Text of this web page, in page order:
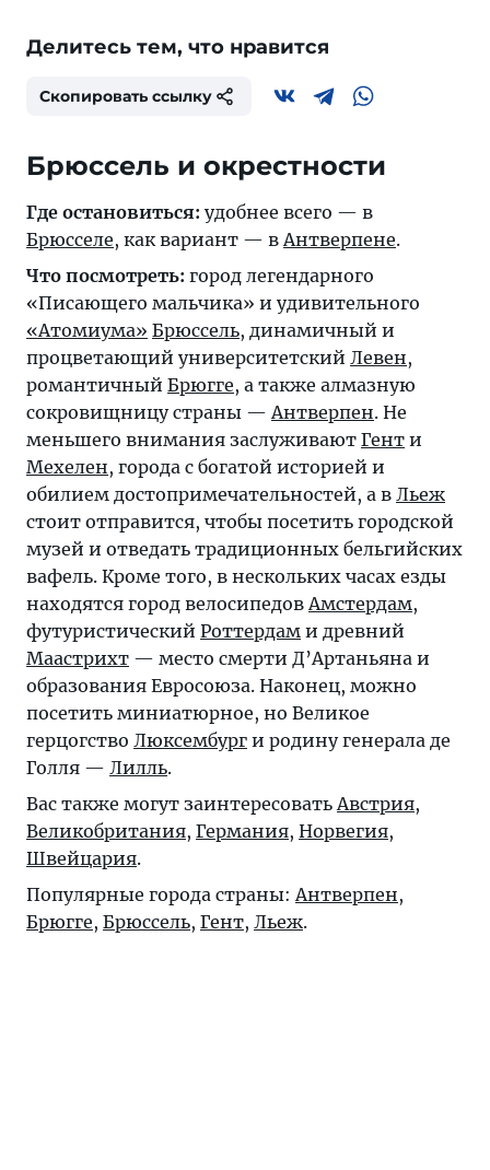
Делитесь тем, что нравится
Скопировать ссылку
Брюссель и окрестности
Где остановиться: удобнее всего — в
Брюсселе, как вариант — вАнтверпене.
Что посмотреть: город легендарного
«Писающего мальчика» и удивительного
«Атомиума» Брюссель, динамичный и
процветающий университетский Левен,
романтичный Брюгге, а также алмазную
сокровищницу страны —Антверпен. Не
меньшего внимания заслуживают Гент и
Мехелен, города с богатой историей и
обилием достопримечательностей, а в Льеж
стоит отправится, чтобы посетить городской
музей и отведать традиционных бельгийских
вафель. Кроме того, в нескольких часах езды
находятся город велосипедовАмстердам,
футуристический Роттердам и древний
Маастрихт — место смерти Д’Артаньяна и
образования Евросоюза. Наконец, можно
посетить миниатюрное, но Великое
герцогство Люксембург и родину генерала де
Голля — Лилль.
Вас также могут заинтересоватьАвстрия,
Великобритания, Германия, Норвегия,
Швейцария.
Популярные города страны:Антверпен,
Брюгге, Брюссель, Гент, Льеж.